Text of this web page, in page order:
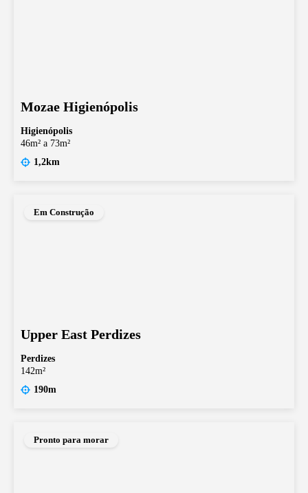
Mozae Higienópolis
Higienópolis
46m² a 73m²
1,2km
Em Construção
Upper East Perdizes
Perdizes
142m²
190m
Pronto para morar